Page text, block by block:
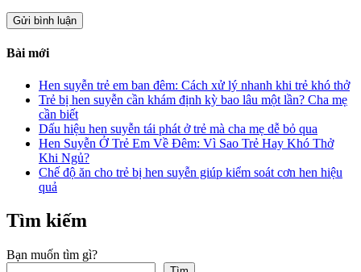
Bài mới
Hen suyễn trẻ em ban đêm: Cách xử lý nhanh khi trẻ khó thở
Trẻ bị hen suyễn cần khám định kỳ bao lâu một lần? Cha mẹ
cần biết
Dấu hiệu hen suyễn tái phát ở trẻ mà cha mẹ dễ bỏ qua
Hen Suyễn Ở Trẻ Em Về Đêm: Vì Sao Trẻ Hay Khó Thở
Khi Ngủ?
Chế độ ăn cho trẻ bị hen suyễn giúp kiểm soát cơn hen hiệu
quả
Tìm kiếm
Bạn muốn tìm gì?